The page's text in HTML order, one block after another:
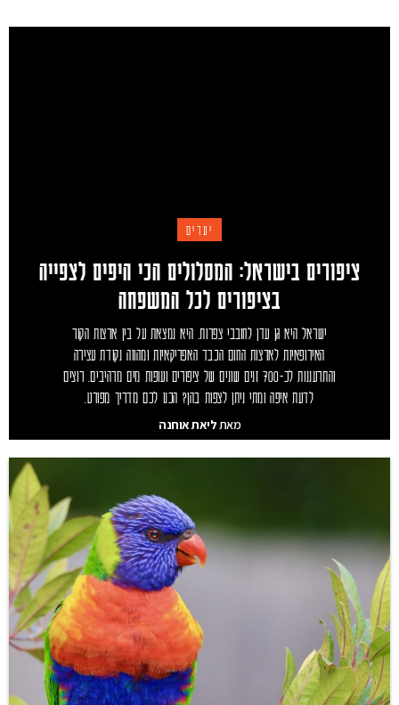
יעדים
ציפורים בישראל: המסלולים הכי היפים לצפייה
בציפורים לכל המשפחה
ישראל היא גן עדן לחובבי צפרות. היא נמצאת על בין ארצות הקור
האירופאיות לארצות החום הכבד האפריקאיות ומהווה נקודת עצירה
והתרעננות לכ-700 זנים שונים של ציפורים ועופות מים מרהיבים. רוצים
לדעת איפה ומתי ניתן לצפות בהן? הכנו לכם מדריך מפורט.
מאתליאת אוחנה